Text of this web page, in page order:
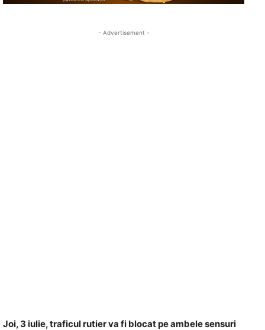
- Advertisement -
Joi, 3 iulie, traficul rutier va fi blocat pe ambele sensuri